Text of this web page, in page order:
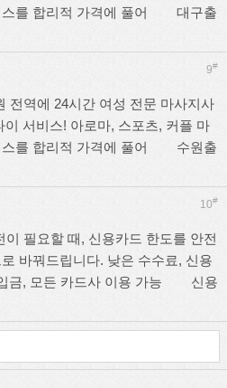
스를 합리적 가격에 풀어 대구출
9#
전역에 24시간 여성 전문 마사지사
이 서비스! 아로마, 스포츠, 커플 마
스를 합리적 가격에 풀어 수원출
10#
이 필요할 때, 신용카드 한도를 안전
바꿔드립니다. 낮은 수수료, 신용
금, 모든 카드사 이용 가능 신용